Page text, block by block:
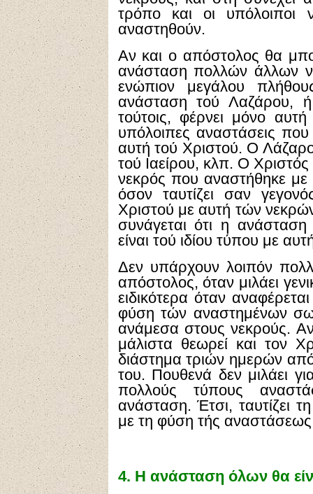
τρόπο και οι υπόλοιποι
αναστηθούν.
Αν και ο απόστολος θα
ανάσταση πολλών άλλων
ενώπιον μεγάλου
ανάσταση τού Λαζάρου,
τούτοις, φέρνει μόνο
υπόλοιπες αναστάσεις
αυτή τού Χριστού. Ο
τού Ιαείρου, κλπ. Ο
νεκρός που αναστήθηκε
όσον ταυτίζει σαν
Χριστού με αυτή τών
συνάγεται ότι η
είναι τού ιδίου τύπου με
Δεν υπάρχουν λοιπόν
απόστολος, όταν μιλάει
ειδικότερα όταν
φύση τών αναστημένων
ανάμεσα στους νεκρούς.
μάλιστα θεωρεί και τον
διάστημα τριών ημερών
του. Πουθενά δεν μιλάει
πολλούς τύπους
ανάσταση. Έτσι, ταυτίζει
με τη φύση τής
4. Η ανάσταση όλων θα